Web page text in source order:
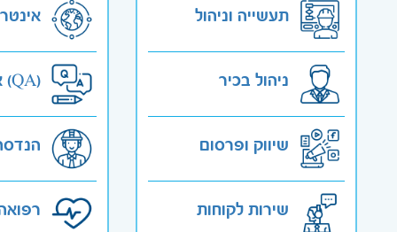
תעשייה וניהול
ניהול בכיר
שיווק ופרסום
שירות לקוחות
אבטחת איכות (QA)